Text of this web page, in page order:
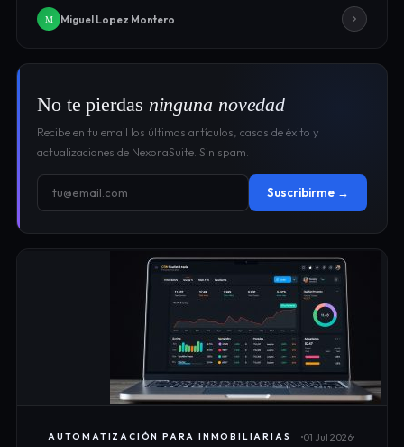
M Miguel Lopez Montero
No te pierdas ninguna novedad
Recibe en tu email los últimos artículos, casos de éxito y
actualizaciones de NexoraSuite. Sin spam.
Suscribirme →
AUTOMATIZACIÓN PARA INMOBILIARIAS
01 Jul 2026